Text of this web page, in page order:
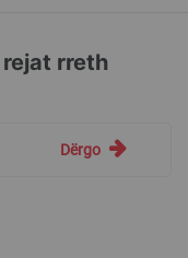
rreth
Dërgo